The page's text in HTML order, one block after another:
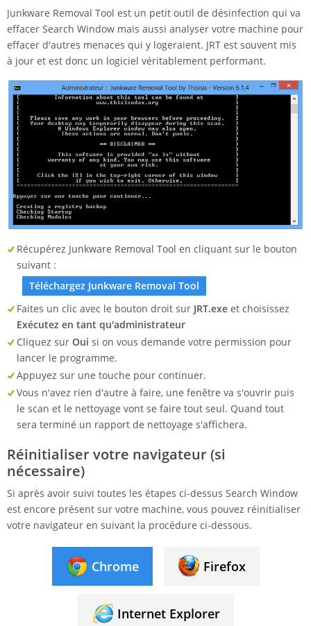
Junkware Removal Tool est un petit outil de désinfection qui va
effacer Search Window mais aussi analyser votre machine pour
effacer d'autres menaces qui y logeraient. JRT est souvent mis
à jour et est donc un logiciel véritablement performant.
Récupérez Junkware Removal Tool en cliquant sur le bouton
suivant :
Téléchargez Junkware Removal Tool
Faites un clic avec le bouton droit sur JRT.exe et choisissez
Exécutez en tant qu'administrateur
Cliquez sur Oui si on vous demande votre permission pour
lancer le programme.
Appuyez sur une touche pour continuer.
Vous n'avez rien d'autre à faire, une fenêtre va s'ouvrir puis
le scan et le nettoyage vont se faire tout seul. Quand tout
sera terminé un rapport de nettoyage s'affichera.
Réinitialiser votre navigateur (si
nécessaire)
Si après avoir suivi toutes les étapes ci-dessus Search Window
est encore présent sur votre machine, vous pouvez réinitialiser
votre navigateur en suivant la procédure ci-dessous.
Chrome Firefox
Internet Explorer